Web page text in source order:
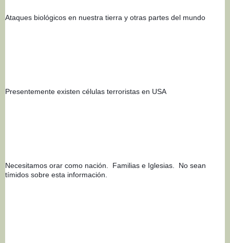
Ataques biológicos en nuestra tierra y otras partes del mundo
Presentemente existen células terroristas en USA
Necesitamos orar como nación.  Familias e Iglesias.  No sean
tímidos sobre esta información.